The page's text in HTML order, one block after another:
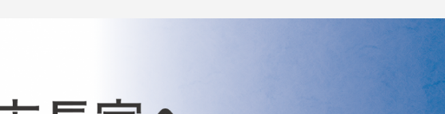
防災・ハザードマップ 避難場所
教育・子育て
資産マネジメント課